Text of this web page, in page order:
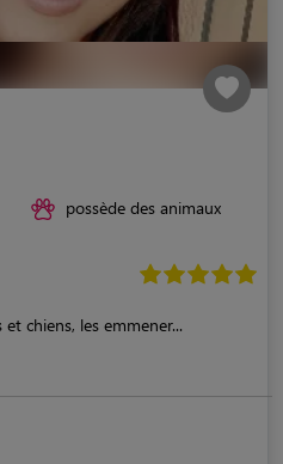
possède des animaux
chiens, les emmener...